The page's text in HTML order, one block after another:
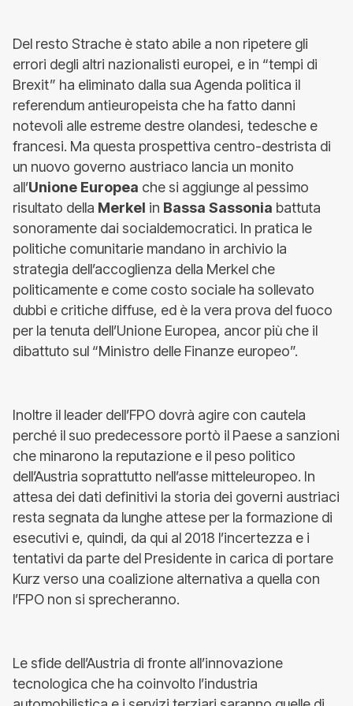
Del resto Strache è stato abile a non ripetere gli
errori degli altri nazionalisti europei, e in “tempi di
Brexit” ha eliminato dalla sua Agenda politica il
referendum antieuropeista che ha fatto danni
notevoli alle estreme destre olandesi, tedesche e
francesi. Ma questa prospettiva centro-destrista di
un nuovo governo austriaco lancia un monito
all’Unione Europea che si aggiunge al pessimo
risultato della Merkel in Bassa Sassonia battuta
sonoramente dai socialdemocratici. In pratica le
politiche comunitarie mandano in archivio la
strategia dell’accoglienza della Merkel che
politicamente e come costo sociale ha sollevato
dubbi e critiche diffuse, ed è la vera prova del fuoco
per la tenuta dell’Unione Europea, ancor più che il
dibattuto sul “Ministro delle Finanze europeo”.
Inoltre il leader dell’FPO dovrà agire con cautela
perché il suo predecessore portò il Paese a sanzioni
che minarono la reputazione e il peso politico
dell’Austria soprattutto nell’asse mitteleuropeo. In
attesa dei dati definitivi la storia dei governi austriaci
resta segnata da lunghe attese per la formazione di
esecutivi e, quindi, da qui al 2018 l’incertezza e i
tentativi da parte del Presidente in carica di portare
Kurz verso una coalizione alternativa a quella con
l’FPO non si sprecheranno.
Le sfide dell’Austria di fronte all’innovazione
tecnologica che ha coinvolto l’industria